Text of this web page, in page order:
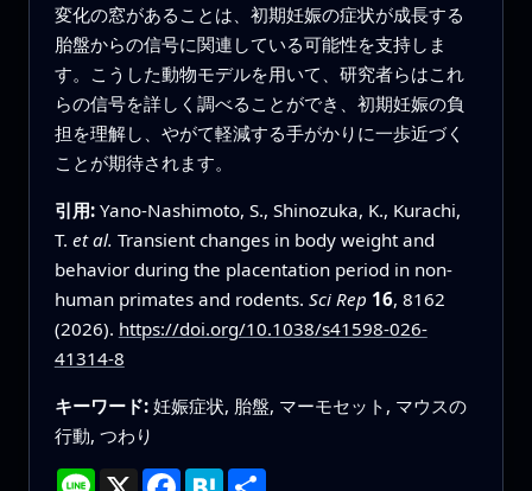
変化の窓があることは、初期妊娠の症状が成長する
胎盤からの信号に関連している可能性を支持しま
す。こうした動物モデルを用いて、研究者らはこれ
らの信号を詳しく調べることができ、初期妊娠の負
担を理解し、やがて軽減する手がかりに一歩近づく
ことが期待されます。
引用: Yano-Nashimoto, S., Shinozuka, K., Kurachi,
T. et al. Transient changes in body weight and
behavior during the placentation period in non-
human primates and rodents. Sci Rep 16, 8162
(2026). https://doi.org/10.1038/s41598-026-
41314-8
キーワード: 妊娠症状, 胎盤, マーモセット, マウスの
行動, つわり
Line X Facebook
Hatena
共